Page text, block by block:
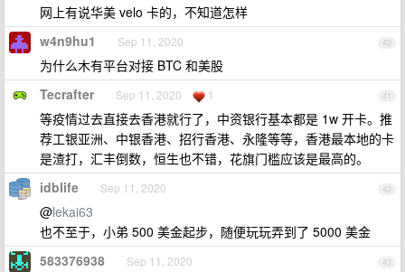
网上有说华美 velo 卡的，不知道怎样
40
w4n9hu1 Sep 11, 2020
为什么木有平台对接 BTC 和美股
41
Tecrafter Sep 11, 2020 1
等疫情过去直接去香港就行了，中资银行基本都是 1w 开卡。推
荐工银亚洲、中银香港、招行香港、永隆等等，香港最本地的卡
是渣打，汇丰倒数，恒生也不错，花旗门槛应该是最高的。
42
idblife Sep 11, 2020
@lekai63
也不至于，小弟 500 美金起步，随便玩玩弄到了 5000 美金
43
583376938 Sep 11, 2020